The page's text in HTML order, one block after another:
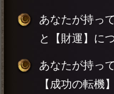
あなたが持っ
と【財運】に
あなたが持っ
【成功の転機